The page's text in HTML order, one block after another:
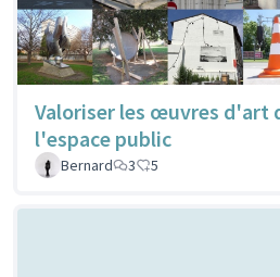
Valoriser les œuvres d'art
l'espace public
Bernard
3 5